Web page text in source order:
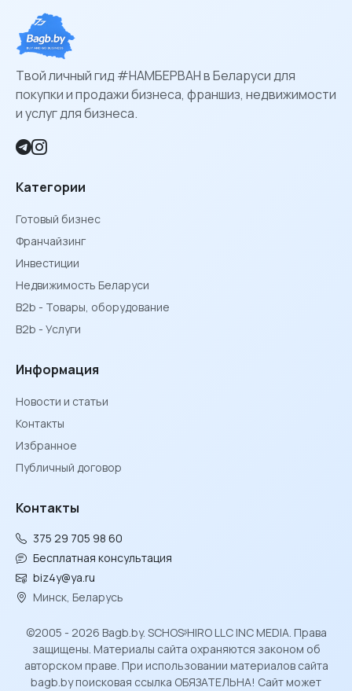
Твой личный гид #НАМБЕРВАН в Беларуси для
покупки и продажи бизнеса, франшиз, недвижимости
и услуг для бизнеса.
Категории
Готовый бизнес
Франчайзинг
Инвестиции
Недвижимость Беларуси
B2b - Товары, оборудование
B2b - Услуги
Информация
Новости и статьи
Контакты
Избранное
Публичный договор
Контакты
375 29 705 98 60
Бесплатная консультация
biz4y@ya.ru
Минск, Беларусь
©2005 - 2026 Bagb.by. SCHOSᶳHIRO LLC INC MEDIA. Права
защищены. Материалы сайта охраняются законом об
авторском праве. При использовании материалов сайта
bagb.by поисковая ссылка ОБЯЗАТЕЛЬНА! Сайт может